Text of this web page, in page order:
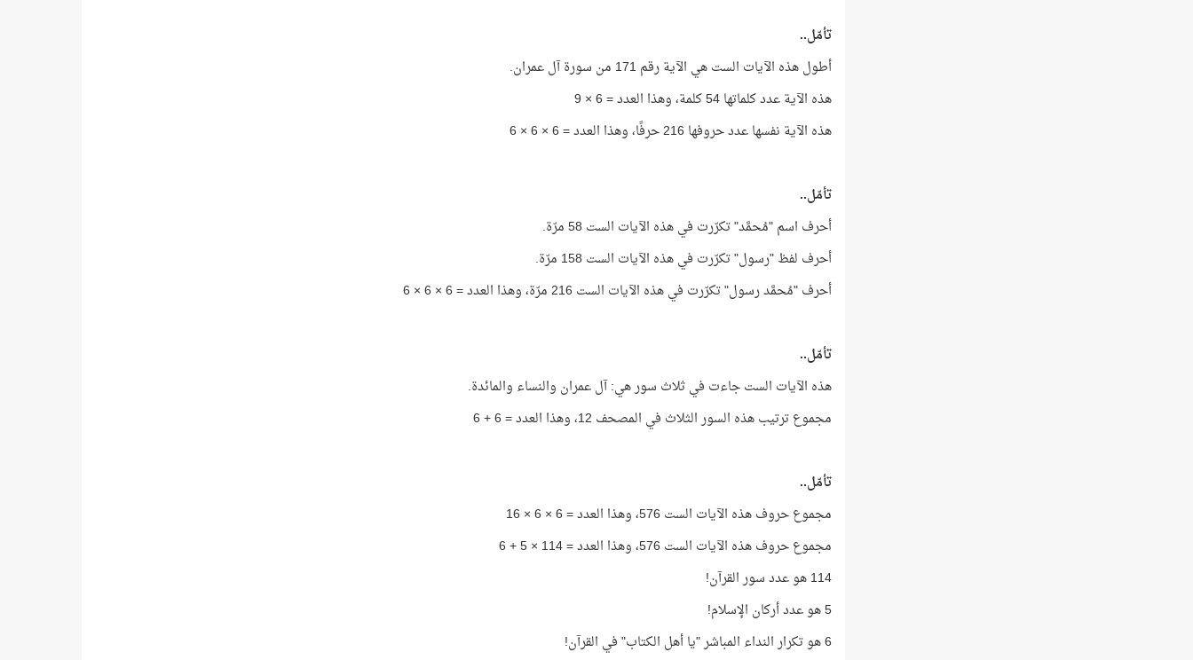
تأمّل..
أطول هذه الآيات الست هي الآية رقم 171 من سورة آل عمران.
هذه الآية عدد كلماتها 54 كلمة، وهذا العدد = 6 × 9
هذه الآية نفسها عدد حروفها 216 حرفًا، وهذا العدد = 6 × 6 × 6
تأمّل..
أحرف اسم "مُحمَّد" تكرّرت في هذه الآيات الست 58 مرّة.
أحرف لفظ "رسول" تكرّرت في هذه الآيات الست 158 مرّة.
أحرف "مُحمَّد رسول" تكرّرت في هذه الآيات الست 216 مرّة، وهذا العدد = 6 × 6 × 6
تأمّل..
هذه الآيات الست جاءت في ثلاث سور هي: آل عمران والنساء والمائدة.
مجموع ترتيب هذه السور الثلاث في المصحف 12، وهذا العدد = 6 + 6
تأمّل..
مجموع حروف هذه الآيات الست 576، وهذا العدد = 6 × 6 × 16
مجموع حروف هذه الآيات الست 576، وهذا العدد = 114 × 5 + 6
114 هو عدد سور القرآن!
5 هو عدد أركان الإسلام!
6 هو تكرار النداء المباشر "يا أهل الكتاب" في القرآن!